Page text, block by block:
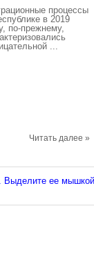
процессы
в 2019
по-прежнему,
...
Читать далее »
Выделите ее